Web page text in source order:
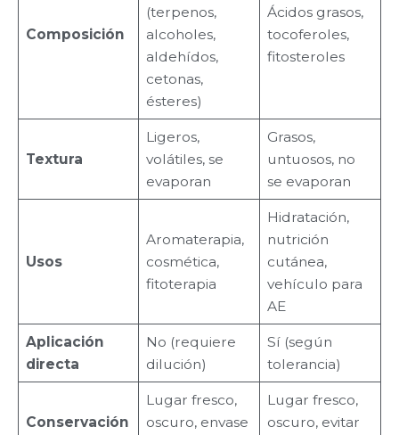
Composición
(terpenos,
alcoholes,
aldehídos,
cetonas,
ésteres)
Ácidos grasos,
tocoferoles,
fitosteroles
Textura
Ligeros,
volátiles, se
evaporan
Grasos,
untuosos, no
se evaporan
Usos
Aromaterapia,
cosmética,
fitoterapia
Hidratación,
nutrición
cutánea,
vehículo para
AE
Aplicación
directa
No (requiere
dilución)
Sí (según
tolerancia)
Conservación
Lugar fresco,
oscuro, envase
Lugar fresco,
oscuro, evitar